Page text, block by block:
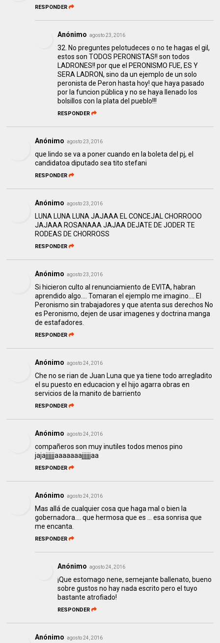
RESPONDER
Anónimo agosto 23, 2016
32. No preguntes pelotudeces o no te hagas el gil,
estos son TODOS PERONISTAS!! son todos
LADRONES!! por que el PERONISMO FUE, ES Y
SERA LADRON, sino da un ejemplo de un solo
peronista de Peron hasta hoy! que haya pasado
por la funcion pública y no se haya llenado los
bolsillos con la plata del pueblo!!!
RESPONDER
Anónimo agosto 23, 2016
que lindo se va a poner cuando en la boleta del pj, el
candidatoa diputado sea tito stefani
RESPONDER
Anónimo agosto 23, 2016
LUNA LUNA LUNA JAJAAA EL CONCEJAL CHORROOO
JAJAAA ROSANAAA JAJAA DEJATE DE JODER TE
RODEAS DE CHORROSS
RESPONDER
Anónimo agosto 23, 2016
Si hicieron culto al renunciamiento de EVITA, habran
aprendido algo.... Tomaran el ejemplo me imagino.... El
Peronismo sin trabajadores y que atenta sus derechos No
es Peronismo, dejen de usar imagenes y doctrina manga
de estafadores.
RESPONDER
Anónimo agosto 24, 2016
Che no se rian de Juan Luna que ya tiene todo arregladito
el su puesto en educacion y el hijo agarra obras en
servicios de la manito de barriento
RESPONDER
Anónimo agosto 24, 2016
compañeros son muy inutiles todos menos pino
jajajjjjjjaaaaaaajjjjjjaa
RESPONDER
Anónimo agosto 24, 2016
Mas allá de cualquier cosa que haga mal o bien la
gobernadora.... que hermosa que es ... esa sonrisa que
me encanta.
RESPONDER
Anónimo agosto 24, 2016
¡Que estomago nene, semejante ballenato, bueno
sobre gustos no hay nada escrito pero el tuyo
bastante atrofiado!
RESPONDER
Anónimo agosto 24, 2016